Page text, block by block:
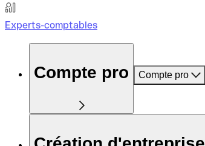
Experts-comptables
Compte pro Compte pro